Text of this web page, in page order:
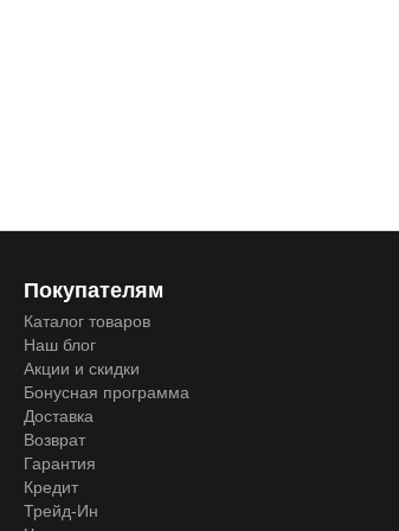
Покупателям
Каталог товаров
Наш блог
Акции и скидки
Бонусная программа
Доставка
Возврат
Гарантия
Кредит
Трейд-Ин